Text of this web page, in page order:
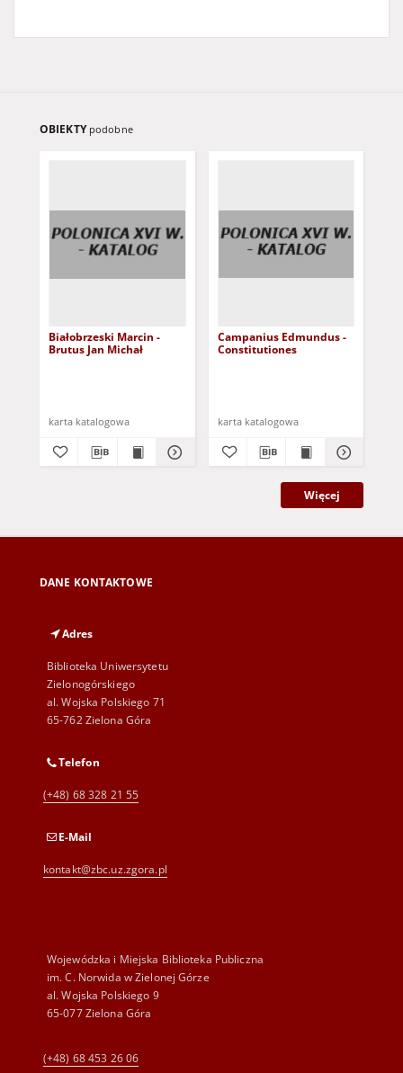
OBIEKTY podobne
Białobrzeski Marcin -
Brutus Jan Michał
karta katalogowa
Campanius Edmundus -
Constitutiones
karta katalogowa
Więcej
DANE KONTAKTOWE
Adres
Biblioteka Uniwersytetu
Zielonogórskiego
al. Wojska Polskiego 71
65-762 Zielona Góra
Telefon
(+48) 68 328 21 55
E-Mail
kontakt@zbc.uz.zgora.pl
Wojewódzka i Miejska Biblioteka Publiczna
im. C. Norwida w Zielonej Górze
al. Wojska Polskiego 9
65-077 Zielona Góra
(+48) 68 453 26 06